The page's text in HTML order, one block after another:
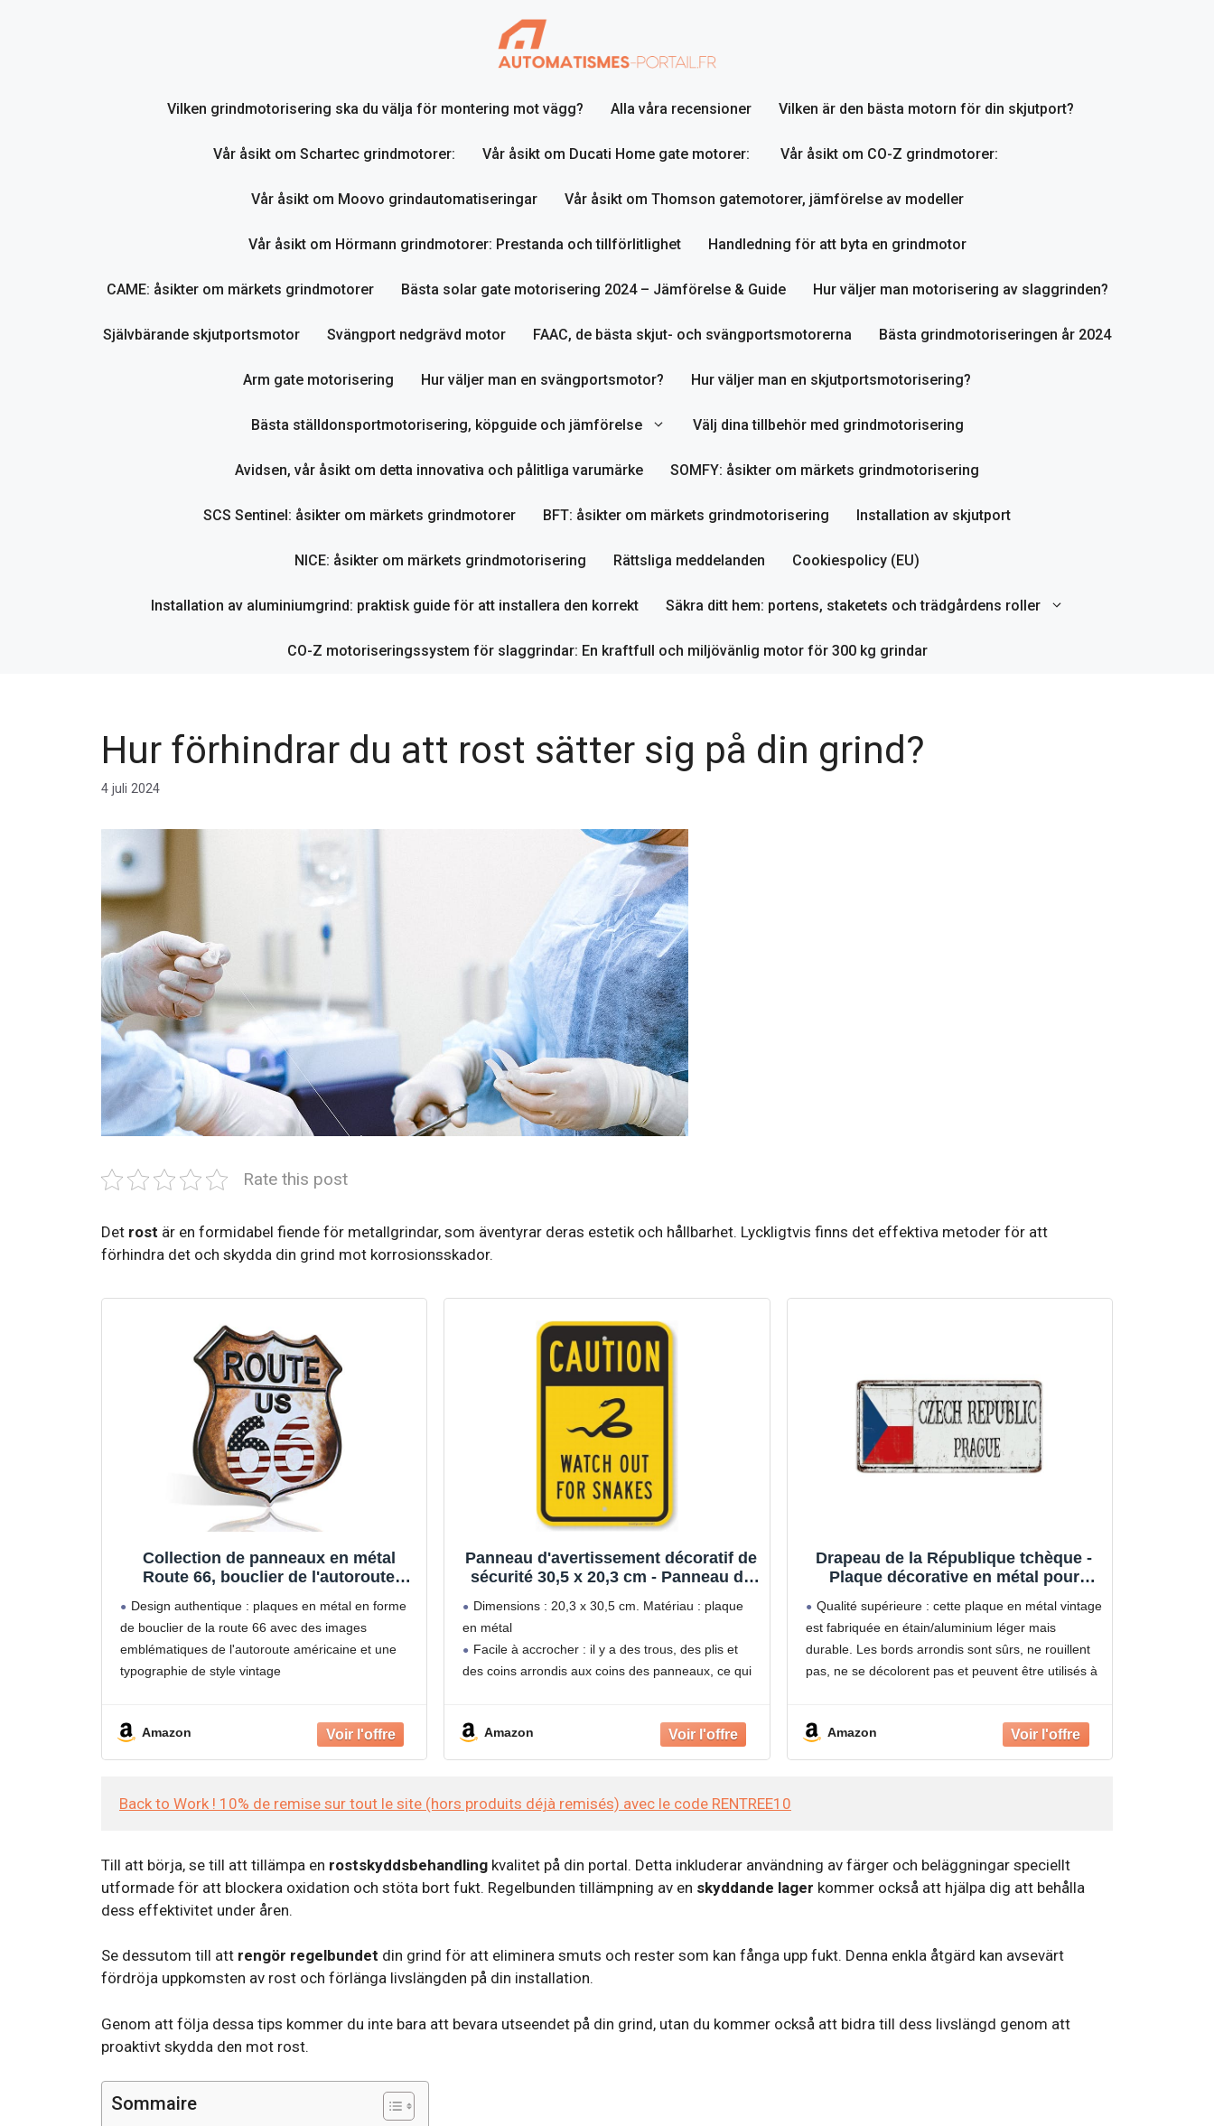
Vilken grindmotorisering ska du välja för montering mot vägg? Alla våra recensioner Vilken är den bästa motorn för din skjutport?
Vår åsikt om Schartec grindmotorer: Vår åsikt om Ducati Home gate motorer: Vår åsikt om CO-Z grindmotorer:
Vår åsikt om Moovo grindautomatiseringar Vår åsikt om Thomson gatemotorer, jämförelse av modeller
Vår åsikt om Hörmann grindmotorer: Prestanda och tillförlitlighet Handledning för att byta en grindmotor
CAME: åsikter om märkets grindmotorer Bästa solar gate motorisering 2024 – Jämförelse & Guide Hur väljer man motorisering av slaggrinden?
Självbärande skjutportsmotor Svängport nedgrävd motor FAAC, de bästa skjut- och svängportsmotorerna Bästa grindmotoriseringen år 2024
Arm gate motorisering Hur väljer man en svängportsmotor? Hur väljer man en skjutportsmotorisering?
Bästa ställdonsportmotorisering, köpguide och jämförelse Välj dina tillbehör med grindmotorisering
Avidsen, vår åsikt om detta innovativa och pålitliga varumärke SOMFY: åsikter om märkets grindmotorisering
SCS Sentinel: åsikter om märkets grindmotorer BFT: åsikter om märkets grindmotorisering Installation av skjutport
NICE: åsikter om märkets grindmotorisering Rättsliga meddelanden Cookiespolicy (EU)
Installation av aluminiumgrind: praktisk guide för att installera den korrekt Säkra ditt hem: portens, staketets och trädgårdens roller
CO-Z motoriseringssystem för slaggrindar: En kraftfull och miljövänlig motor för 300 kg grindar
Hur förhindrar du att rost sätter sig på din grind?
4 juli 2024
Rate this post
Det rost är en formidabel fiende för metallgrindar, som äventyrar deras estetik och hållbarhet. Lyckligtvis finns det effektiva metoder för att
förhindra det och skydda din grind mot korrosionsskador.
Collection de panneaux en métal
Route 66, bouclier de l'autoroute
murale, plusieurs motifs (multicolore)
Design authentique : plaques en métal en forme
de bouclier de la route 66 avec des images
emblématiques de l'autoroute américaine et une
typographie de style vintage
Amazon
Panneau d'avertissement décoratif de
sécurité 30,5 x 20,3 cm - Panneau de
murale en métal - Décoration
d'intérieur amusante - Décoration
extérieure
Dimensions : 20,3 x 30,5 cm. Matériau : plaque
en métal
Facile à accrocher : il y a des trous, des plis et
des coins arrondis aux coins des panneaux, ce qui
Amazon
Drapeau de la République tchèque -
Plaque décorative en métal pour
30,5 cm
Qualité supérieure : cette plaque en métal vintage
est fabriquée en étain/aluminium léger mais
durable. Les bords arrondis sont sûrs, ne rouillent
pas, ne se décolorent pas et peuvent être utilisés à
Amazon
Back to Work ! 10% de remise sur tout le site (hors produits déjà remisés) avec le code RENTREE10
Till att börja, se till att tillämpa en rostskyddsbehandling kvalitet på din portal. Detta inkluderar användning av färger och beläggningar speciellt
utformade för att blockera oxidation och stöta bort fukt. Regelbunden tillämpning av en skyddande lager kommer också att hjälpa dig att behålla
dess effektivitet under åren.
Se dessutom till att rengör regelbundet din grind för att eliminera smuts och rester som kan fånga upp fukt. Denna enkla åtgärd kan avsevärt
fördröja uppkomsten av rost och förlänga livslängden på din installation.
Genom att följa dessa tips kommer du inte bara att bevara utseendet på din grind, utan du kommer också att bidra till dess livslängd genom att
proaktivt skydda den mot rost.
Sommaire